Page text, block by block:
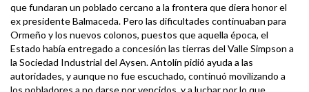
que fundaran un poblado cercano a la frontera que diera honor el
ex presidente Balmaceda. Pero las dificultades continuaban para
Ormeño y los nuevos colonos, puestos que aquella época, el
Estado había entregado a concesión las tierras del Valle Simpson a
la Sociedad Industrial del Aysen. Antolín pidió ayuda a las
autoridades, y aunque no fue escuchado, continuó movilizando a
los pobladores a no darse por vencidos, y a luchar por lo que